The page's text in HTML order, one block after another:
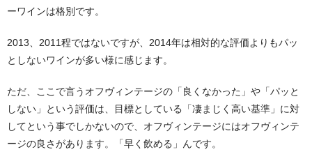
ーワインは格別です。
2013、2011程ではないですが、2014年は相対的な評価よりもパッ
としないワインが多い様に感じます。
ただ、ここで言うオフヴィンテージの「良くなかった」や「パッと
しない」という評価は、目標としている「凄まじく高い基準」に対
してという事でしかないので、オフヴィンテージにはオフヴィンテ
ージの良さがあります。「早く飲める」んです。